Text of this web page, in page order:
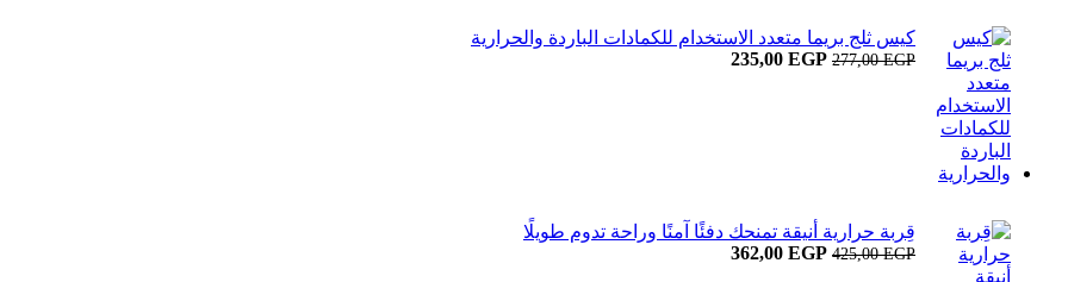
كيس ثلج بريما متعدد الاستخدام للكمادات الباردة والحرارية
277,00EGP
السعر235,00 EGP
السعر
قِربة حرارية أنيقة تمنحك دفئًا آمنًا وراحة تدوم طويلًا
425,00EGP
السعر362,00 EGP
السعر